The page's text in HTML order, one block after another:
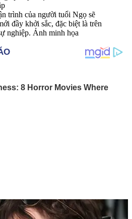
trình của người tuổi Ngọ sẽ
đầy khởi sắc, đặc biệt là trên
nghiệp. Ảnh minh họa